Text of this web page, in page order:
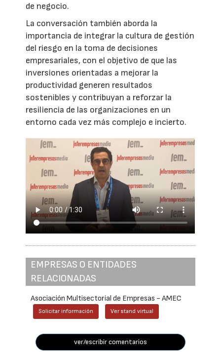
de negocio.
La conversación también aborda la
importancia de integrar la cultura de gestión
del riesgo en la toma de decisiones
empresariales, con el objetivo de que las
inversiones orientadas a mejorar la
productividad generen resultados
sostenibles y contribuyan a reforzar la
resiliencia de las organizaciones en un
entorno cada vez más complejo e incierto.
EMPRESAS O ENTIDADES
RELACIONADAS
Asociación Multisectorial de Empresas - AMEC
Solicitar información Ver stand virtual
ver/escribir comentarios